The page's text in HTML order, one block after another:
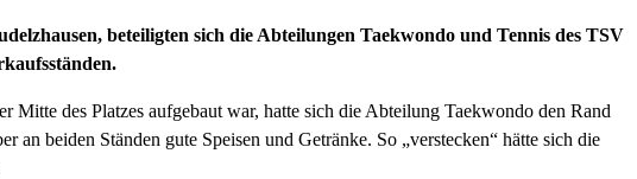
beteiligten sich die Abteilungen Taekwondo und Tennis des TSV
Mitte des Platzes aufgebaut war, hatte sich die Abteilung Taekwondo den Rand
an beiden Ständen gute Speisen und Getränke. So „verstecken“ hätte sich die